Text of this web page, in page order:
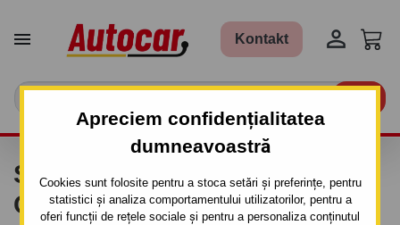
Apreciem confidențialitatea
dumneavoastră
Cookies sunt folosite pentru a stoca setări și preferințe, pentru
statistici și analiza comportamentului utilizatorilor, pentru a
oferi funcții de rețele sociale și pentru a personaliza conținutul
 Kontakt 
SUPORTURI DE BICICLETE
CU PRINDERE PE